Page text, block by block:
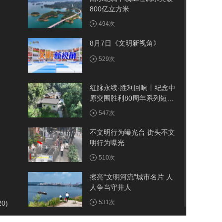
800亿立方米
494次
8月7日《文明新视角》
529次
红脉永续·胜利回响丨纪念中
原突围胜利80周年系列短视
频——古院
547次
不文明行为曝光台 街头不文
明行为曝光
510次
擦亮“文明河流”城市名片 人
人争当守井人
531次